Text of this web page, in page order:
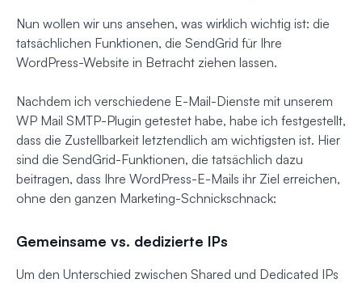
Nun wollen wir uns ansehen, was wirklich wichtig ist: die
tatsächlichen Funktionen, die SendGrid für Ihre
WordPress-Website in Betracht ziehen lassen.
Nachdem ich verschiedene E-Mail-Dienste mit unserem
WP Mail SMTP-Plugin getestet habe, habe ich festgestellt,
dass die Zustellbarkeit letztendlich am wichtigsten ist. Hier
sind die SendGrid-Funktionen, die tatsächlich dazu
beitragen, dass Ihre WordPress-E-Mails ihr Ziel erreichen,
ohne den ganzen Marketing-Schnickschnack:
Gemeinsame vs. dedizierte IPs
Um den Unterschied zwischen Shared und Dedicated IPs